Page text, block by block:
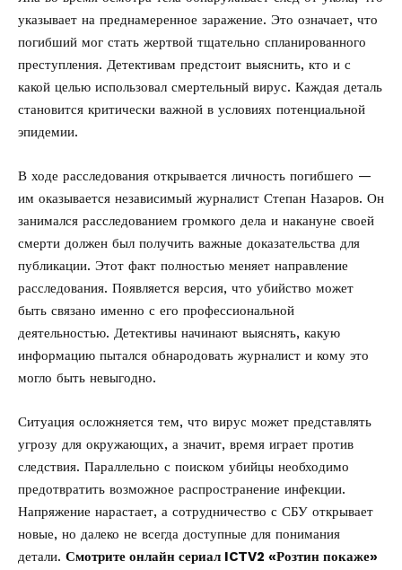
указывает на преднамеренное заражение. Это означает, что
погибший мог стать жертвой тщательно спланированного
преступления. Детективам предстоит выяснить, кто и с
какой целью использовал смертельный вирус. Каждая деталь
становится критически важной в условиях потенциальной
эпидемии.
В ходе расследования открывается личность погибшего —
им оказывается независимый журналист Степан Назаров. Он
занимался расследованием громкого дела и накануне своей
смерти должен был получить важные доказательства для
публикации. Этот факт полностью меняет направление
расследования. Появляется версия, что убийство может
быть связано именно с его профессиональной
деятельностью. Детективы начинают выяснять, какую
информацию пытался обнародовать журналист и кому это
могло быть невыгодно.
Ситуация осложняется тем, что вирус может представлять
угрозу для окружающих, а значит, время играет против
следствия. Параллельно с поиском убийцы необходимо
предотвратить возможное распространение инфекции.
Напряжение нарастает, а сотрудничество с СБУ открывает
новые, но далеко не всегда доступные для понимания
детали. Смотрите онлайн сериал ICTV2 «Розтин покаже»